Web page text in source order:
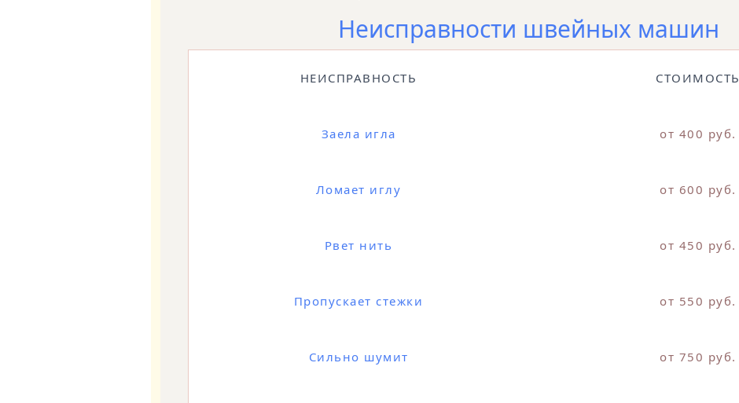
Неисправности швейных машин
НЕИСПРАВНОСТЬ СТОИМОСТЬ
Заела игла от 400 руб.
Ломает иглу от 600 руб.
Рвет нить от 450 руб.
Пропускает стежки от 550 руб.
Сильно шумит от 750 руб.